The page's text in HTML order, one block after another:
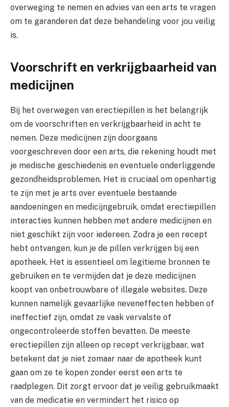
overweging te nemen en advies van een arts te vragen
om te garanderen dat deze behandeling voor jou veilig
is.
Voorschrift en verkrijgbaarheid van
medicijnen
Bij het overwegen van erectiepillen is het belangrijk
om de voorschriften en verkrijgbaarheid in acht te
nemen. Deze medicijnen zijn doorgaans
voorgeschreven door een arts, die rekening houdt met
je medische geschiedenis en eventuele onderliggende
gezondheidsproblemen. Het is cruciaal om openhartig
te zijn met je arts over eventuele bestaande
aandoeningen en medicijngebruik, omdat erectiepillen
interacties kunnen hebben met andere medicijnen en
niet geschikt zijn voor iedereen. Zodra je een recept
hebt ontvangen, kun je de pillen verkrijgen bij een
apotheek. Het is essentieel om legitieme bronnen te
gebruiken en te vermijden dat je deze medicijnen
koopt van onbetrouwbare of illegale websites. Deze
kunnen namelijk gevaarlijke neveneffecten hebben of
ineffectief zijn, omdat ze vaak vervalste of
ongecontroleerde stoffen bevatten. De meeste
erectiepillen zijn alleen op recept verkrijgbaar, wat
betekent dat je niet zomaar naar de apotheek kunt
gaan om ze te kopen zonder eerst een arts te
raadplegen. Dit zorgt ervoor dat je veilig gebruikmaakt
van de medicatie en vermindert het risico op